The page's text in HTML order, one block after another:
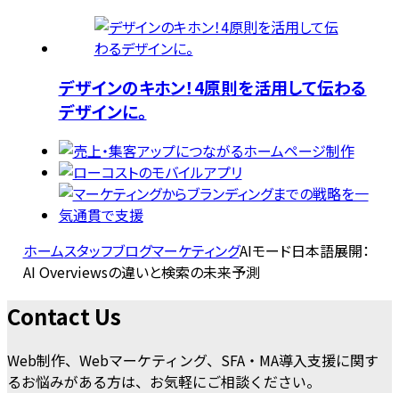
デザインのキホン！4原則を活用して伝わる
デザインに。
ホームスタッフブログマーケティングAIモード日本語展開：
AI Overviewsの違いと検索の未来予測
Contact Us
Web制作、Webマーケティング、SFA・MA導入支援に関す
るお悩みがある方は、お気軽にご相談ください。